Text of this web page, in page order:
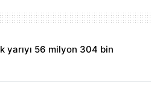
yarıyı 56 milyon 304 bin